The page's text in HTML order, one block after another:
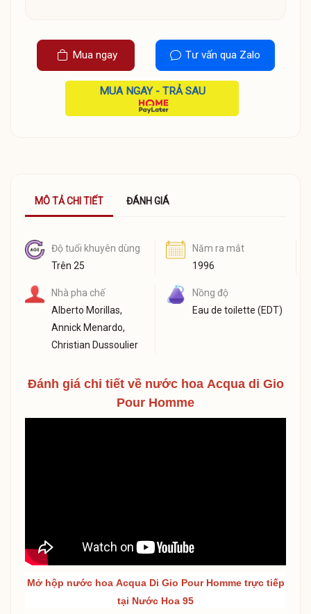
Mua ngay Tư vấn qua Zalo
MUA NGAY - TRẢ SAU
MÔ TẢ CHI TIẾT ĐÁNH GIÁ
Độ tuổi khuyên dùng
Trên 25
Năm ra mắt
1996
Nhà pha chế
Alberto Morillas,
Annick Menardo,
Christian Dussoulier
Nồng độ
Eau de toilette (EDT)
Đánh giá chi tiết về nước hoa Acqua di Gio
Pour Homme
Mở hộp nước hoa Acqua Di Gio Pour Hommetrực tiếp
tại Nước Hoa 95